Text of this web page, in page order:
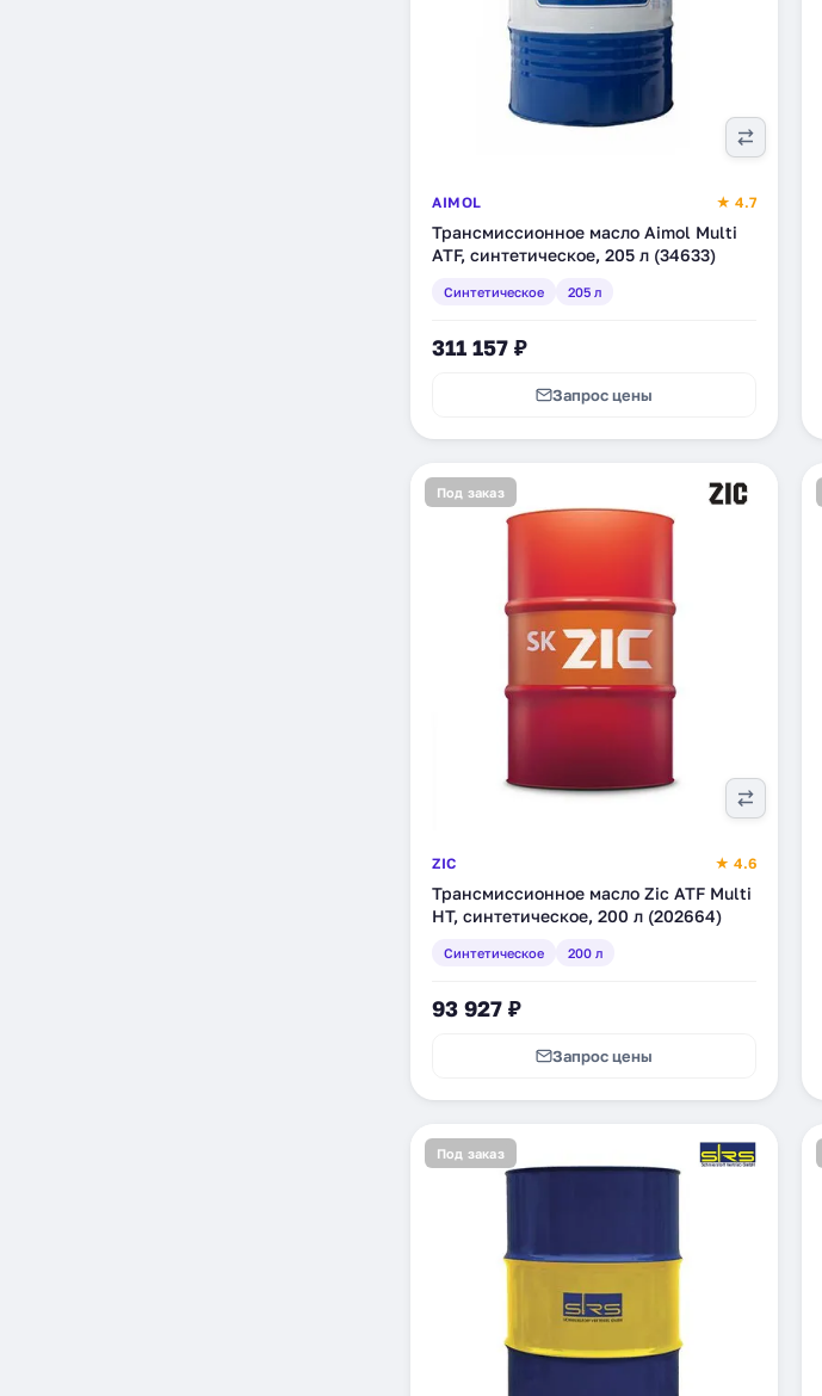
AIMOL ★ 4.7
Трансмиссионное масло Aimol Multi
ATF, синтетическое, 205 л (34633)
Синтетическое 205 л
311 157 ₽
Запрос цены
Под заказ
ZIC ★ 4.6
Трансмиссионное масло Zic ATF Multi
HT, синтетическое, 200 л (202664)
Синтетическое 200 л
93 927 ₽
Запрос цены
Под заказ